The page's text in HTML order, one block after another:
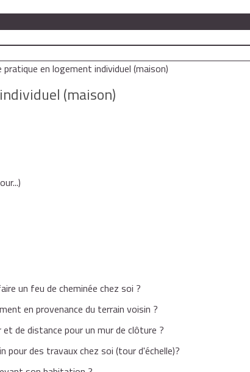
pratique en logement individuel (maison)
(maison)
un feu de cheminée chez soi ?
en provenance du terrain voisin ?
de distance pour un mur de clôture ?
pour des travaux chez soi (tour d'échelle)?